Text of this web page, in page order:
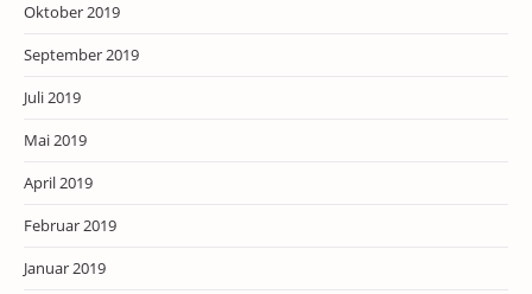
Oktober 2019
September 2019
Juli 2019
Mai 2019
April 2019
Februar 2019
Januar 2019